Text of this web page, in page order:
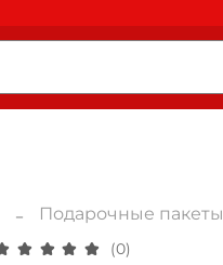
Подарочные пакеты
(0)